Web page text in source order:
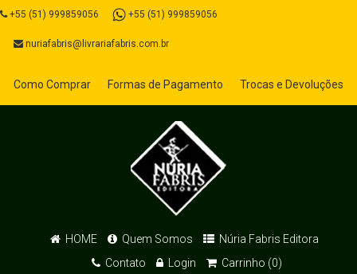
+55 (51) 999859056 +55 (51) 999859056
nuriafabris@livrariafabris.com.br
Como Comprar Formas de Pagamento Trocas e Devoluções
HOME Quem Somos
Núria Fabris Editora
Contato
Login Carrinho (0)